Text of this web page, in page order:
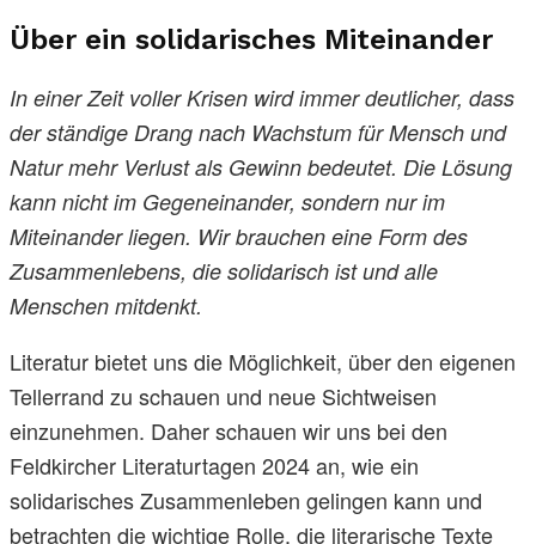
Über ein solidarisches Miteinander
In einer Zeit voller Krisen wird immer deutlicher, dass
der ständige Drang nach Wachstum für Mensch und
Natur mehr Verlust als Gewinn bedeutet. Die Lösung
kann nicht im Gegeneinander, sondern nur im
Miteinander liegen. Wir brauchen eine Form des
Zusammenlebens, die solidarisch ist und alle
Menschen mitdenkt.
Literatur bietet uns die Möglichkeit, über den eigenen
Tellerrand zu schauen und neue Sichtweisen
einzunehmen. Daher schauen wir uns bei den
Feldkircher Literaturtagen 2024 an, wie ein
solidarisches Zusammenleben gelingen kann und
betrachten die wichtige Rolle, die literarische Texte